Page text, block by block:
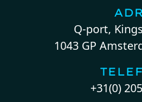
Q-port,
1043 GP
+31(0)